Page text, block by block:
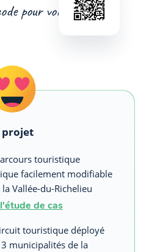
pour voir un
projet
touristique
facilement modifiable
la Vallée-du-Richelieu
de cas
touristique déployé
municipalités de la